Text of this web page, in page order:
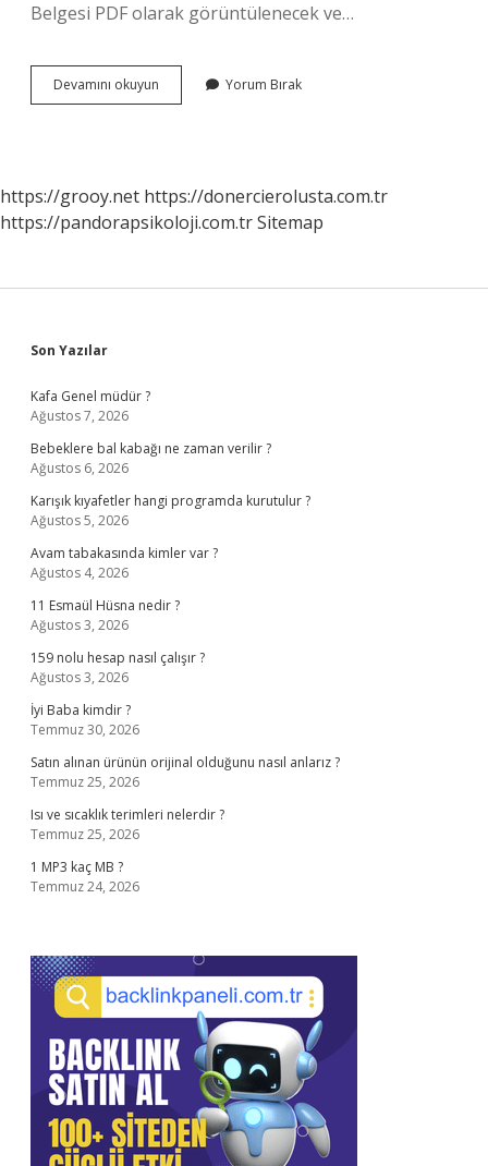
Belgesi PDF olarak görüntülenecek ve…
Devamını okuyun
Devletten
Yorum Bırak
https://grooy.net https://donercierolusta.com.tr
https://pandorapsikoloji.com.trSitemap
Sidebar
Son Yazılar
Kafa Genel müdür ?
Ağustos 7, 2026
Bebeklere bal kabağı ne zaman verilir ?
Ağustos 6, 2026
Karışık kıyafetler hangi programda kurutulur ?
Ağustos 5, 2026
Avam tabakasında kimler var ?
Ağustos 4, 2026
11 Esmaül Hüsna nedir ?
Ağustos 3, 2026
159 nolu hesap nasıl çalışır ?
Ağustos 3, 2026
İyi Baba kimdir ?
Temmuz 30, 2026
Satın alınan ürünün orijinal olduğunu nasıl anlarız ?
Temmuz 25, 2026
Isı ve sıcaklık terimleri nelerdir ?
Temmuz 25, 2026
1 MP3 kaç MB ?
Temmuz 24, 2026